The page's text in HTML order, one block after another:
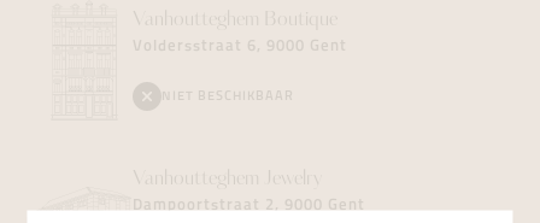
Vanhoutteghem Boutique
Voldersstraat 6, 9000 Gent
NIET BESCHIKBAAR
Vanhoutteghem Jewelry
Dampoortstraat 2, 9000 Gent